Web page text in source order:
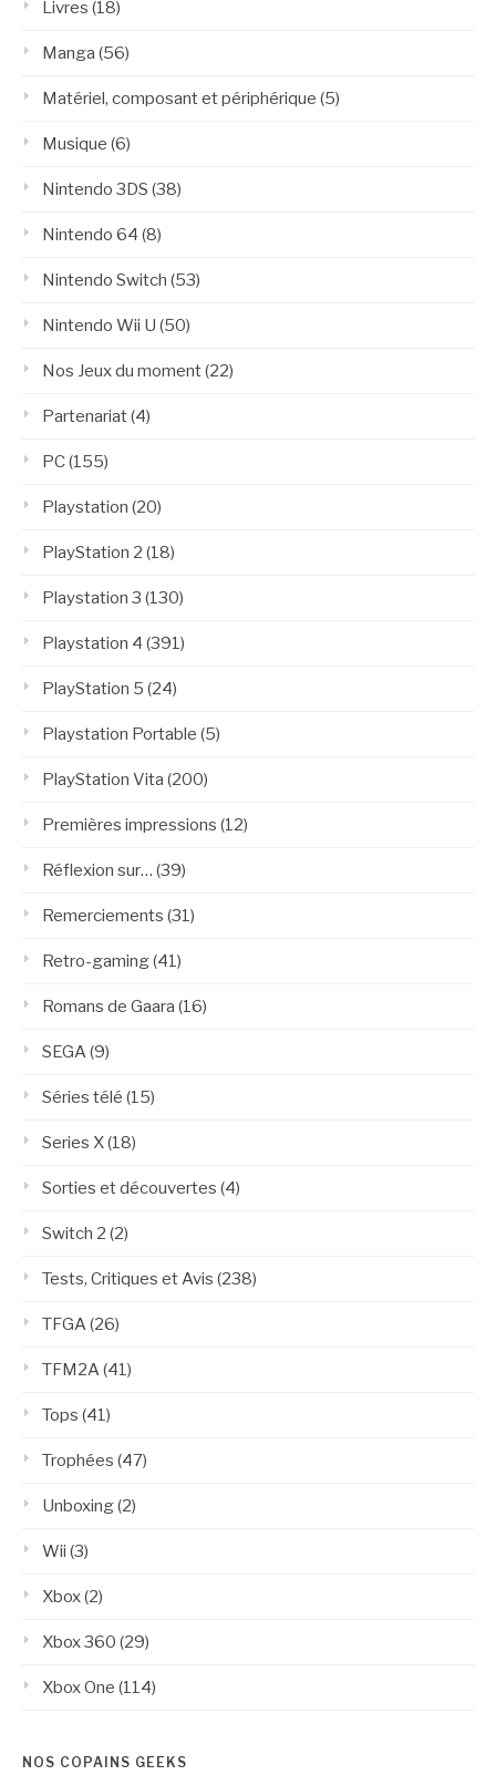
Livres (18)
Manga (56)
Matériel, composant et périphérique (5)
Musique (6)
Nintendo 3DS (38)
Nintendo 64 (8)
Nintendo Switch (53)
Nintendo Wii U (50)
Nos Jeux du moment(22)
Partenariat(4)
PC(155)
Playstation (20)
PlayStation 2 (18)
Playstation 3 (130)
Playstation 4 (391)
PlayStation 5 (24)
Playstation Portable (5)
PlayStation Vita (200)
Premières impressions (12)
Réflexion sur… (39)
Remerciements (31)
Retro-gaming(41)
Romans de Gaara (16)
SEGA(9)
Séries télé (15)
Series X(18)
Sorties et découvertes (4)
Switch 2 (2)
Tests, Critiques et Avis (238)
TFGA(26)
TFM2A(41)
Tops (41)
Trophées (47)
Unboxing(2)
Wii (3)
Xbox(2)
Xbox 360 (29)
Xbox One (114)
NOS COPAINS GEEKS